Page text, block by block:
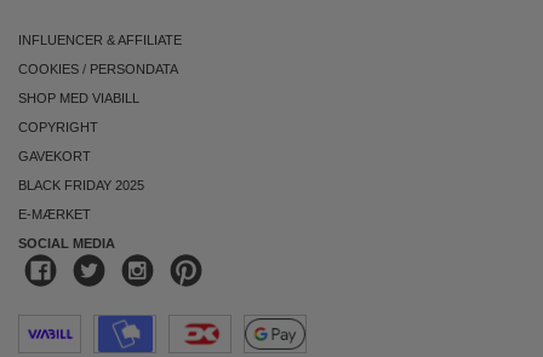
INFLUENCER & AFFILIATE
COOKIES / PERSONDATA
SHOP MED VIABILL
COPYRIGHT
GAVEKORT
BLACK FRIDAY 2025
E-MÆRKET
SOCIAL MEDIA